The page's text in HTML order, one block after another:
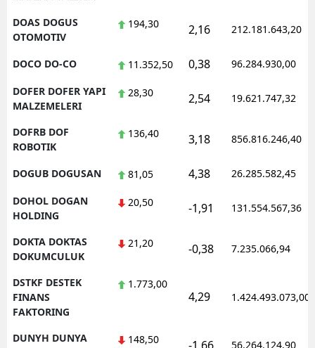
DOAS DOGUS
OTOMOTIV
194,30 2,16 212.181.643,20
DOCO DO-CO 11.352,50 0,38 96.284.930,00
DOFER DOFER YAPI
MALZEMELERI
28,30 2,54 19.621.747,32
DOFRB DOF
ROBOTIK
136,40 3,18 856.816.246,40
DOGUB DOGUSAN 81,05 4,38 26.285.582,45
DOHOL DOGAN
HOLDING
20,50 -1,91 131.554.567,36
DOKTA DOKTAS
DOKUMCULUK
21,20 -0,38 7.235.066,94
DSTKF DESTEK
FINANS
FAKTORING
1.773,00
4,29 1.424.493.073,00
DUNYH DUNYA
148,50 56.264.124,90